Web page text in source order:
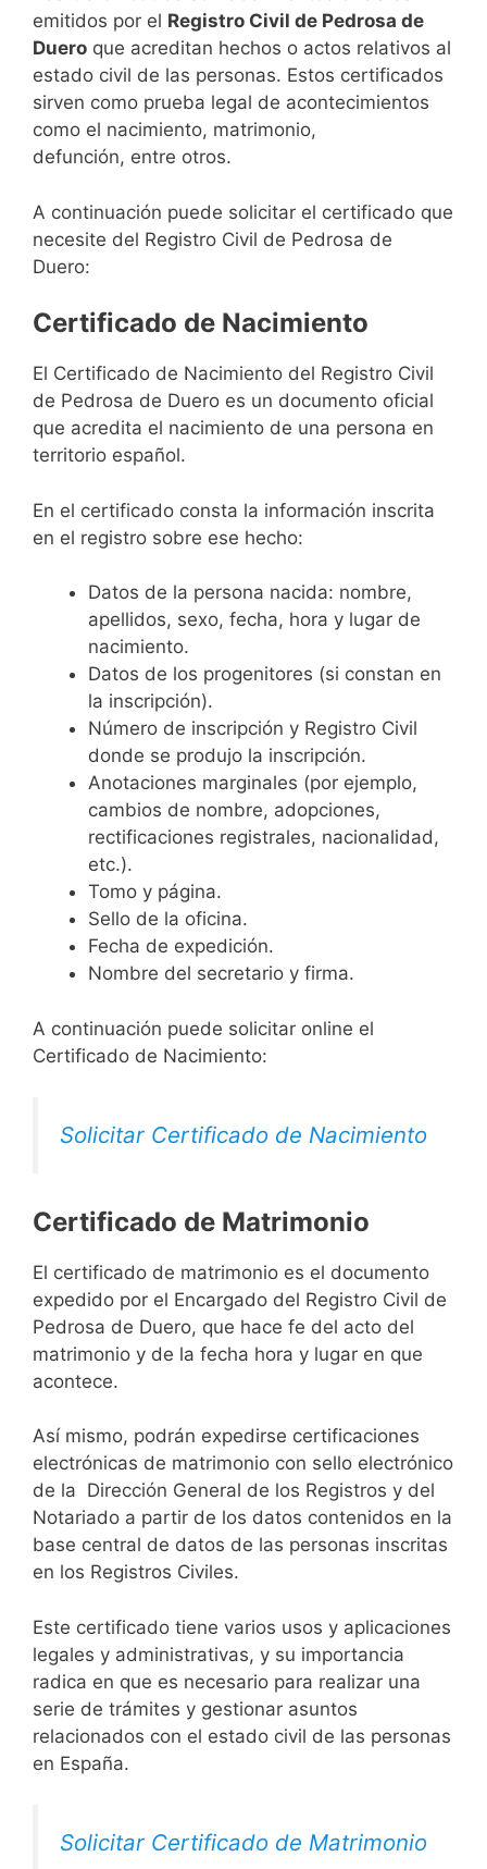
emitidos por el Registro Civil de Pedrosa de
Duero que acreditan hechos o actos relativos al
estado civil de las personas. Estos certificados
sirven como prueba legal de acontecimientos
como el nacimiento, matrimonio,
defunción, entre otros.
A continuación puede solicitar el certificado que
necesite del Registro Civil de Pedrosa de
Duero:
Certificado de Nacimiento
El Certificado de Nacimiento del Registro Civil
de Pedrosa de Duero es un documento oficial
que acredita el nacimiento de una persona en
territorio español.
En el certificado consta la información inscrita
en el registro sobre ese hecho:
Datos de la persona nacida: nombre,
apellidos, sexo, fecha, hora y lugar de
nacimiento.
Datos de los progenitores (si constan en
la inscripción).
Número de inscripción y Registro Civil
donde se produjo la inscripción.
Anotaciones marginales (por ejemplo,
cambios de nombre, adopciones,
rectificaciones registrales, nacionalidad,
etc.).
Tomo y página.
Sello de la oficina.
Fecha de expedición.
Nombre del secretario y firma.
A continuación puede solicitar online el
Certificado de Nacimiento:
Solicitar Certificado de Nacimiento
Certificado de Matrimonio
El certificado de matrimonio es el documento
expedido por el Encargado del Registro Civil de
Pedrosa de Duero, que hace fe del acto del
matrimonio y de la fecha hora y lugar en que
acontece.
Así mismo, podrán expedirse certificaciones
electrónicas de matrimonio con sello electrónico
de la Dirección General de los Registros y del
Notariado a partir de los datos contenidos en la
base central de datos de las personas inscritas
en los Registros Civiles.
Este certificado tiene varios usos y aplicaciones
legales y administrativas, y su importancia
radica en que es necesario para realizar una
serie de trámites y gestionar asuntos
relacionados con el estado civil de las personas
en España.
Solicitar Certificado de Matrimonio